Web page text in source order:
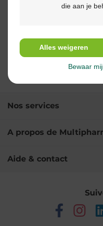
Usage
Nos services
A propos de
Aide & contact
die aan je
Alles weigeren
Bewaar